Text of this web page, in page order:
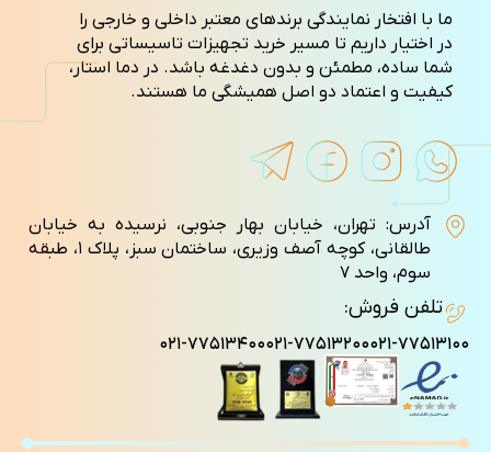
ما با افتخار نمایندگی برندهای معتبر داخلی و خارجی را
در اختیار داریم تا مسیر خرید تجهیزات تاسیساتی برای
شما ساده، مطمئن و بدون دغدغه باشد. در دما استار،
کیفیت و اعتماد دو اصل همیشگی ما هستند.
آدرس: تهران، خیابان بهار جنوبی، نرسیده به خیابان
طالقانی، کوچه آصف وزيری، ساختمان سبز، پلاک ۱، طبقه
سوم، واحد ۷
تلفن فروش:
۰۲۱-۷۷۵۱۳۱۰۰۰۲۱-۷۷۵۱۳۲۰۰۰۲۱-۷۷۵۱۳۴۰۰